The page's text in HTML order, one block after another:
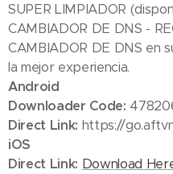
SUPER LIMPIADOR
CAMBIADOR DE DNS -
CAMBIADOR DE DNS en
la mejor experiencia.
Android
Downloader Code:
Direct Link: https://
iOS
Direct Link: Download